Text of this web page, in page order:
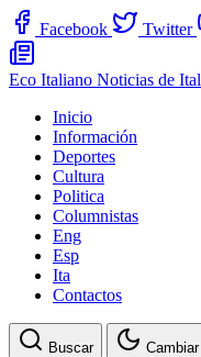
Facebook Twitter
Eco Italiano Noticias de
Inicio
Información
Deportes
Cultura
Politica
Columnistas
Eng
Esp
Ita
Contactos
Buscar